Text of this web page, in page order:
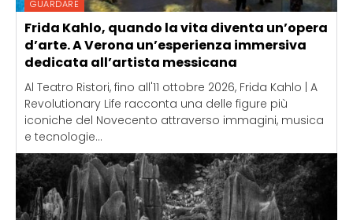
GUARDARE
Frida Kahlo, quando la vita diventa un’opera
d’arte. A Verona un’esperienza immersiva
dedicata all’artista messicana
Al Teatro Ristori, fino all'11 ottobre 2026, Frida Kahlo | A
Revolutionary Life racconta una delle figure più
iconiche del Novecento attraverso immagini, musica
e tecnologie...